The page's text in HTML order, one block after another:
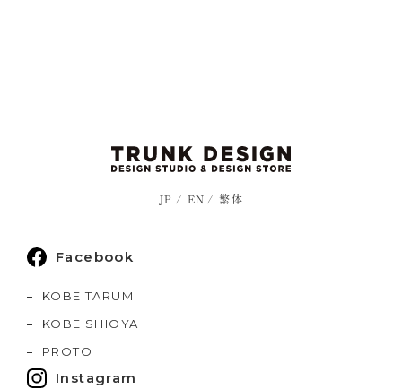
JP EN 繁体
Facebook
KOBE TARUMI
KOBE SHIOYA
PROTO
Instagram